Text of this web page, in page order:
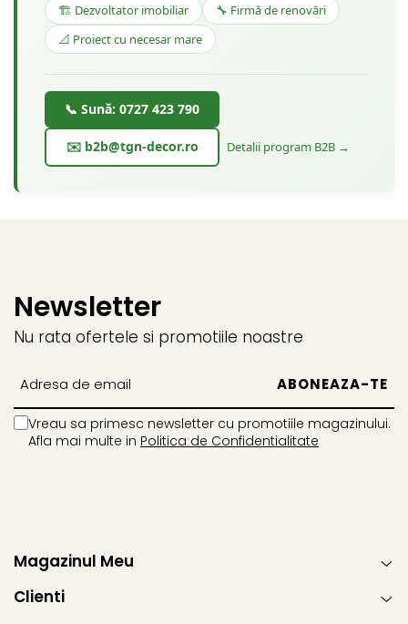
🏗️ Dezvoltator imobiliar
🔧 Firmă de renovări
📐 Proiect cu necesar mare
📞 Sună: 0727 423 790
✉️ b2b@tgn-decor.ro Detalii program B2B →
Newsletter
Nu rata ofertele si promotiile noastre
Vreau sa primesc newsletter cu promotiile magazinului.
Afla mai multe in Politica de Confidentialitate
Magazinul Meu
Clienti